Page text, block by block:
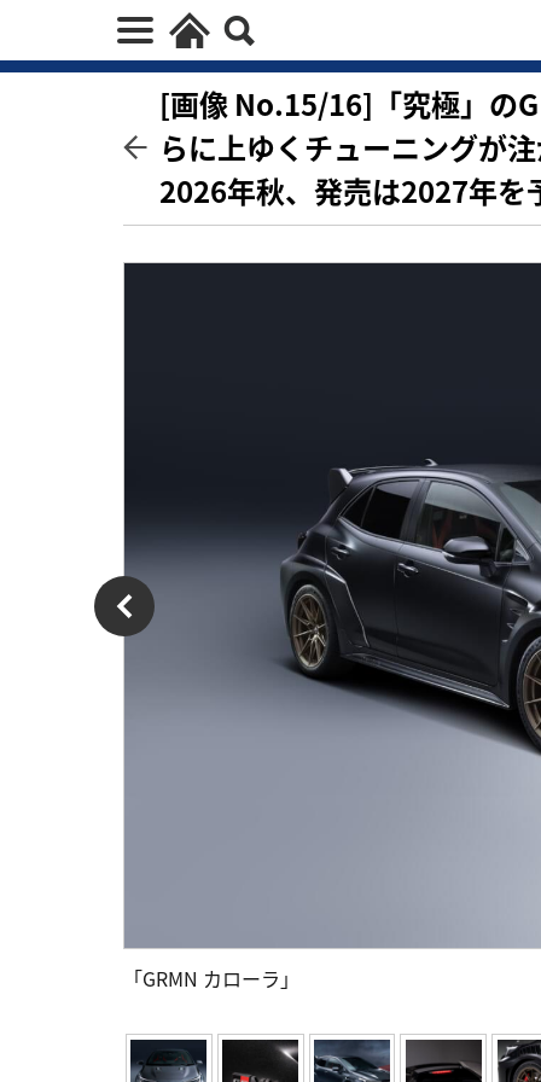
[画像 No.15/16]「究極」の
らに上ゆくチューニングが
2026年秋、発売は2027年を
「GRMN カローラ」